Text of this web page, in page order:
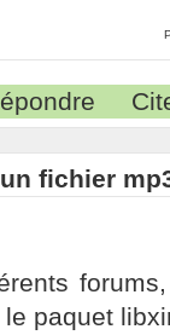
fichier
paquet